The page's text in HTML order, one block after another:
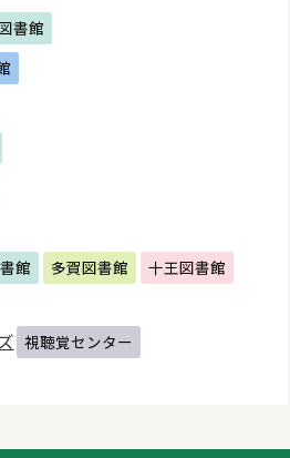
書館
館 多賀図書館
十王図書館
視聴覚センター